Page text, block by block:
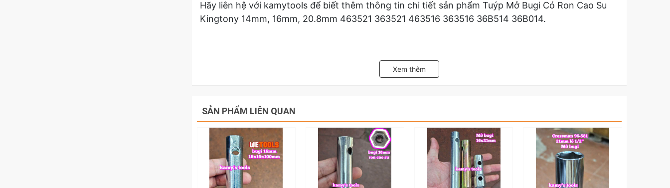
Hãy liên hệ với kamytools để biết thêm thông tin chi tiết sản phẩm Tuýp Mở Bugi Có Ron Cao Su
Kingtony 14mm, 16mm, 20.8mm 463521 363521 463516 363516 36B514 36B014.
Xem thêm
SẢN PHẨM LIÊN QUAN